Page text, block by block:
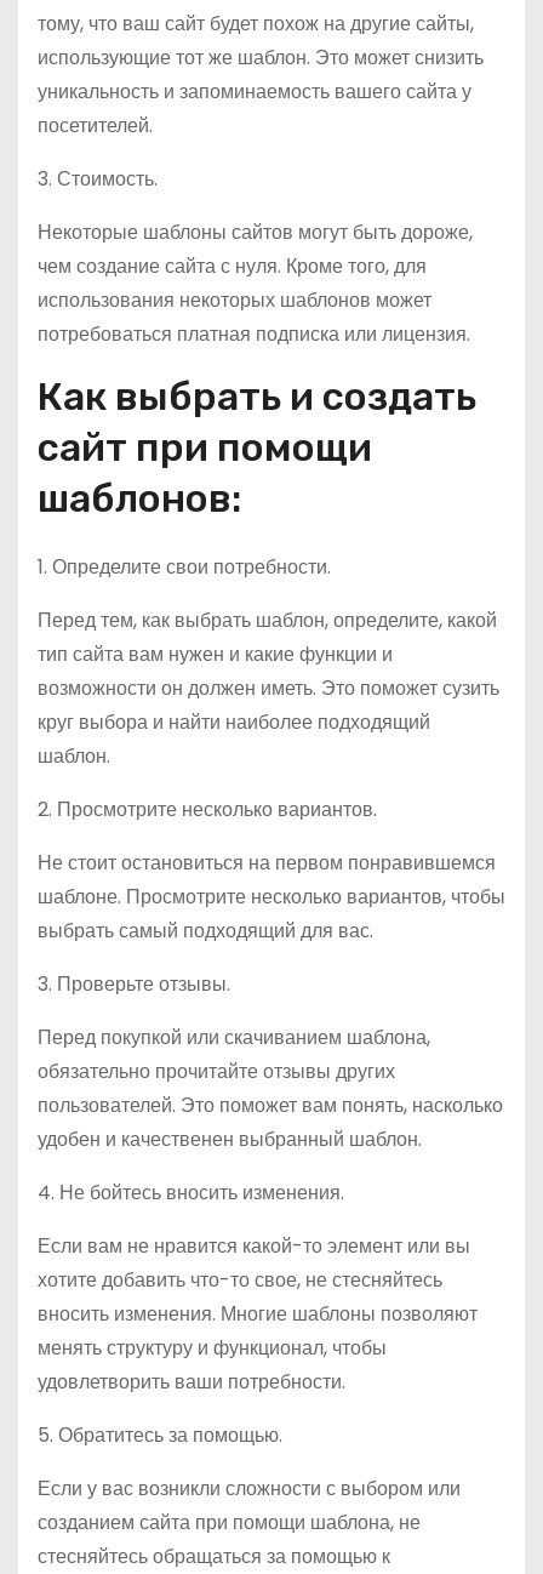
тому, что ваш сайт будет похож на другие сайты,
использующие тот же шаблон. Это может снизить
уникальность и запоминаемость вашего сайта у
посетителей.
3. Стоимость.
Некоторые шаблоны сайтов могут быть дороже,
чем создание сайта с нуля. Кроме того, для
использования некоторых шаблонов может
потребоваться платная подписка или лицензия.
Как выбрать и создать
сайт при помощи
шаблонов:
1. Определите свои потребности.
Перед тем, как выбрать шаблон, определите, какой
тип сайта вам нужен и какие функции и
возможности он должен иметь. Это поможет сузить
круг выбора и найти наиболее подходящий
шаблон.
2. Просмотрите несколько вариантов.
Не стоит остановиться на первом понравившемся
шаблоне. Просмотрите несколько вариантов, чтобы
выбрать самый подходящий для вас.
3. Проверьте отзывы.
Перед покупкой или скачиванием шаблона,
обязательно прочитайте отзывы других
пользователей. Это поможет вам понять, насколько
удобен и качественен выбранный шаблон.
4. Не бойтесь вносить изменения.
Если вам не нравится какой-то элемент или вы
хотите добавить что-то свое, не стесняйтесь
вносить изменения. Многие шаблоны позволяют
менять структуру и функционал, чтобы
удовлетворить ваши потребности.
5. Обратитесь за помощью.
Если у вас возникли сложности с выбором или
созданием сайта при помощи шаблона, не
стесняйтесь обращаться за помощью к